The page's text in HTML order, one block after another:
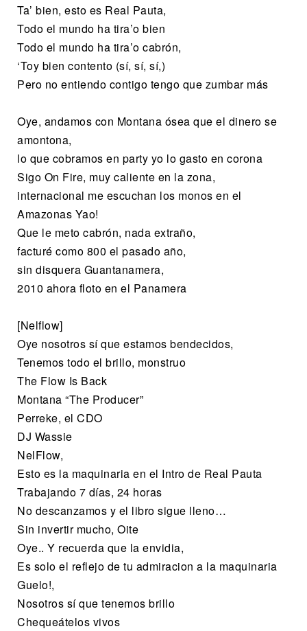
Ta’ bien, esto es Real Pauta,
Todo el mundo ha tira’o bien
Todo el mundo ha tira’o cabrón,
‘Toy bien contento (sí, sí, sí,)
Pero no entiendo contigo tengo que zumbar más
Oye, andamos con Montana ósea que el dinero se
amontona,
lo que cobramos en party yo lo gasto en corona
Sigo On Fire, muy caliente en la zona,
internacional me escuchan los monos en el
Amazonas Yao!
Que le meto cabrón, nada extraño,
facturé como 800 el pasado año,
sin disquera Guantanamera,
2010 ahora floto en el Panamera
[Nelflow]
Oye nosotros sí que estamos bendecidos,
Tenemos todo el brillo, monstruo
The Flow Is Back
Montana “The Producer”
Perreke, el CDO
DJ Wassie
NelFlow,
Esto es la maquinaria en el Intro de Real Pauta
Trabajando 7 días, 24 horas
No descanzamos y el libro sigue lleno…
Sin invertir mucho, Oite
Oye.. Y recuerda que la envidia,
Es solo el reflejo de tu admiracion a la maquinaria
Guelo!,
Nosotros sí que tenemos brillo
Chequeátelos vivos